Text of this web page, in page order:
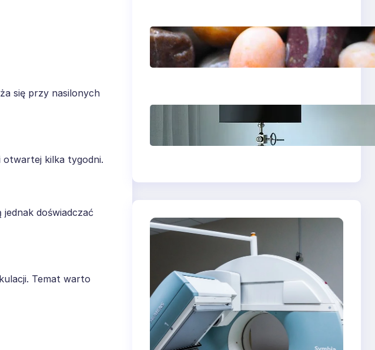
się przy nasilonych
otwartej kilka tygodni.
doświadczać
Temat warto
Ile kosztuje aparat
ortodontyczny —
przewodnik po
psychodynamiczna
w Bydgoszczy — jak
gabinet